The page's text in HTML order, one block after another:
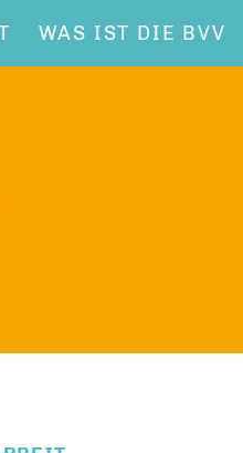
WAS IST DIE BVV